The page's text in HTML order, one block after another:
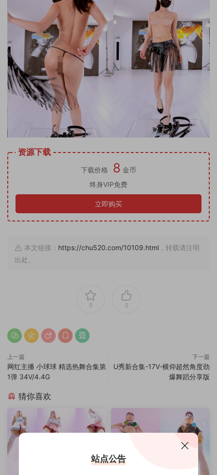
资源下载
下载价格 8 金币
终身VIP免费
立即购买
本文链接： https://chu520.com/10109.html ，转载请注明
出处。
0 0
上一篇
网红主播 小球球 精选热舞合集第
1弹 34V/4.4G
下一篇
U秀新合集-17V-横仰超然角度劲
爆舞蹈分享版
猜你喜欢
站点公告